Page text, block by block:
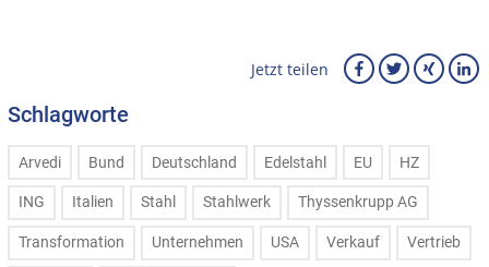
Jetzt teilen
Schlagworte
Arvedi Bund Deutschland Edelstahl EU HZ
ING Italien Stahl Stahlwerk Thyssenkrupp AG
Transformation Unternehmen USA Verkauf Vertrieb